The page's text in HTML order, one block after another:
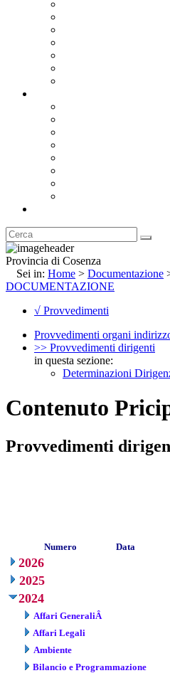
Provincia di Cosenza
Sei in: Home > Documentazione
DOCUMENTAZIONE
√ Provvedimenti
Provvedimenti organi
>> Provvedimenti dirigenti
in questa sezione:
Determinazioni
Contenuto
Provvedimenti
Numero Data
2026
2025
2024
Affari GeneraliÂ
Affari Legali
Ambiente
Bilancio e Programmazione